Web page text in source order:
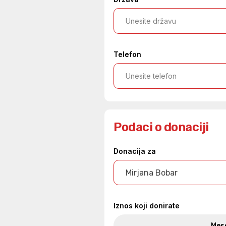
Telefon
Podaci o donaciji
Donacija za
Mirjana Bobar
Iznos koji donirate